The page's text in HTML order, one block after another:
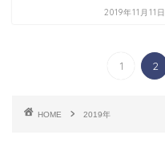
2019年11月11日
1 2
HOME 2019年